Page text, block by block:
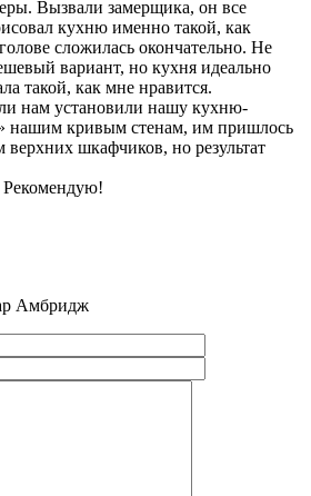
Вызвали замерщика, он все
кухню именно такой, как
сложилась окончательно. Не
вариант, но кухня идеально
такой, как мне нравится.
нам установили нашу кухню-
нашим кривым стенам, им пришлось
шкафчиков, но результат
Рекомендую!
Амбридж